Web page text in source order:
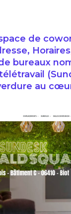
de
bureaux
au